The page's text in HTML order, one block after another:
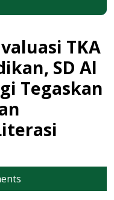
TKA
SD Al
Tegaskan